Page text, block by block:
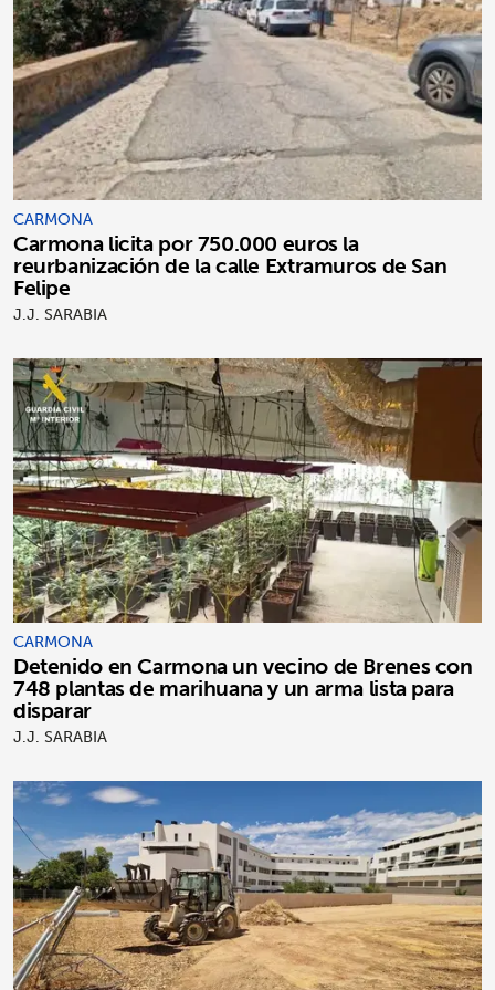
CARMONA
Carmona licita por 750.000 euros la
reurbanización de la calle Extramuros de San
Felipe
J.J. SARABIA
CARMONA
Detenido en Carmona un vecino de Brenes con
748 plantas de marihuana y un arma lista para
disparar
J.J. SARABIA